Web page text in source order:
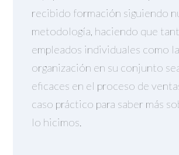
recibido formación siguiendo
metodología, haciendo que
empleados individuales como la
organización en su conjunto
eficaces en el proceso de
caso práctico para saber más
lo hicimos.